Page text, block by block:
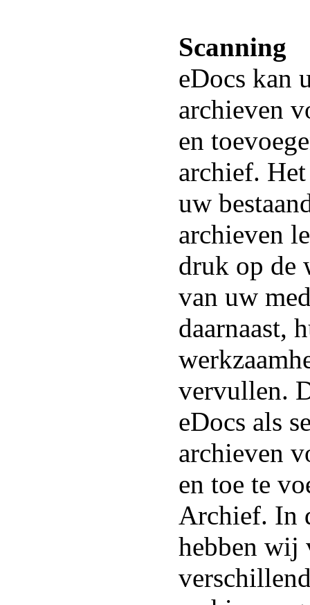
Scanning
eDocs kan
archieven
en
archief.
uw
archieven
druk op de
van uw
daarnaast,
vervullen.
eDocs als
archieven
en toe te
Archief. In
hebben wij